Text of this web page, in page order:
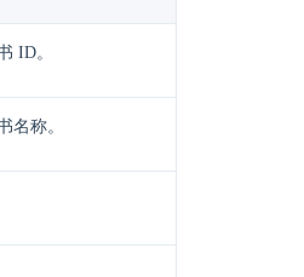
ID。
名称。